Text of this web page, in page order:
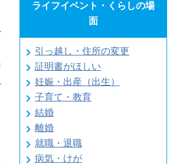
ライフイベント・くらしの場
面
引っ越し・住所の変更
証明書がほしい
妊娠・出産（出生）
子育て・教育
結婚
離婚
就職・退職
病気・けが